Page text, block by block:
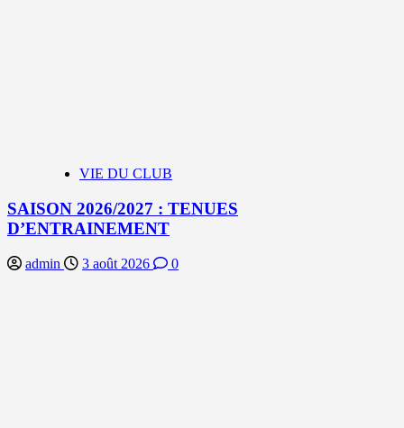
VIE DU CLUB
SAISON 2026/2027 : TENUES
D’ENTRAINEMENT
admin 3 août 2026 0